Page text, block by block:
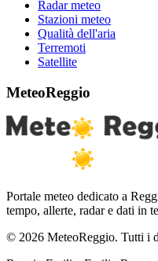
Radar meteo
Stazioni meteo
Qualità dell'aria
Terremoti
Satellite
MeteoReggio
Portale meteo dedicato a
tempo, allerte, radar e dati in
© 2026 MeteoReggio. Tutti i